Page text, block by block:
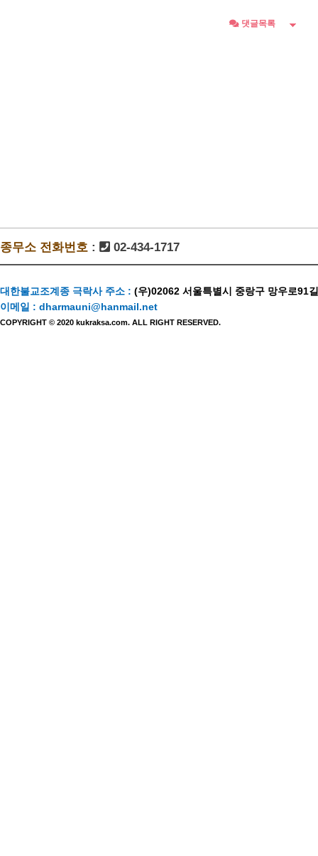
댓글목록
종무소 전화번호 : 02-434-1717
대한불교조계종 극락사 주소 : (우)02062 서울특별시 중랑구 망우로91
이메일 : dharmauni@hanmail.net
COPYRIGHT © 2020 kukraksa.com. ALL RIGHT RESERVED.